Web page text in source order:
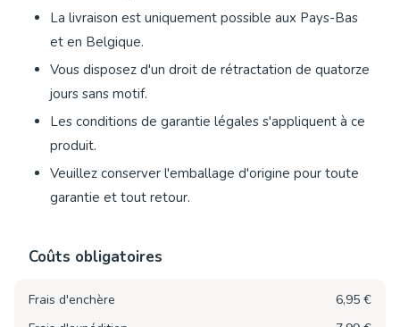
La livraison est uniquement possible aux Pays-Bas
et en Belgique.
Vous disposez d'un droit de rétractation de quatorze
jours sans motif.
Les conditions de garantie légales s'appliquent à ce
produit.
Veuillez conserver l'emballage d'origine pour toute
garantie et tout retour.
Coûts obligatoires
Frais d'enchère
6,95 €